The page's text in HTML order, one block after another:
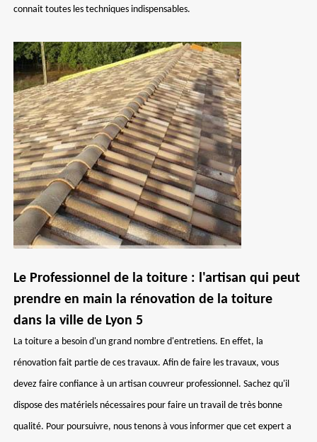
connait toutes les techniques indispensables.
Le Professionnel de la toiture : l'artisan qui peut
prendre en main la rénovation de la toiture
dans la ville de Lyon 5
La toiture a besoin d'un grand nombre d'entretiens. En effet, la
rénovation fait partie de ces travaux. Afin de faire les travaux, vous
devez faire confiance à un artisan couvreur professionnel. Sachez qu'il
dispose des matériels nécessaires pour faire un travail de très bonne
qualité. Pour poursuivre, nous tenons à vous informer que cet expert a